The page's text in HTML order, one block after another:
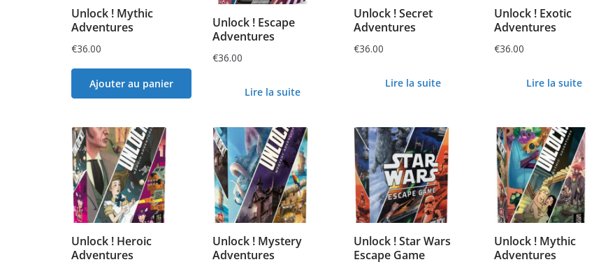
Unlock ! Mythic
Adventures
€36.00
Ajouter au panier
Unlock ! Escape
Adventures
€36.00
Lire la suite
Unlock ! Secret
Adventures
€36.00
Lire la suite
Unlock ! Exotic
Adventures
€36.00
Lire la suite
Unlock ! Heroic
Adventures
Unlock ! Mystery
Adventures
Unlock ! Star Wars
Escape Game
Unlock ! Mythic
Adventures